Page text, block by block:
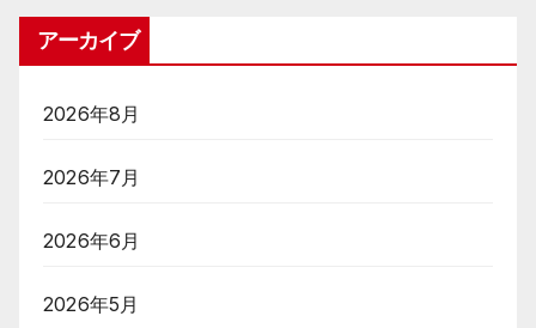
アーカイブ
2026年8月
2026年7月
2026年6月
2026年5月